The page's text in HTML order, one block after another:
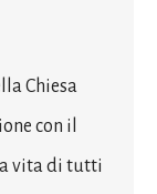
Chiesa
con il
vita di tutti